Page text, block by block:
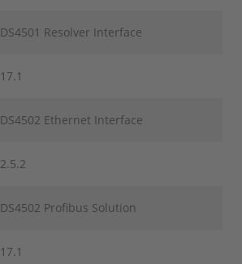
DS4501 Resolver Interface
17.1
DS4502 Ethernet Interface
2.5.2
DS4502 Profibus Solution
17.1